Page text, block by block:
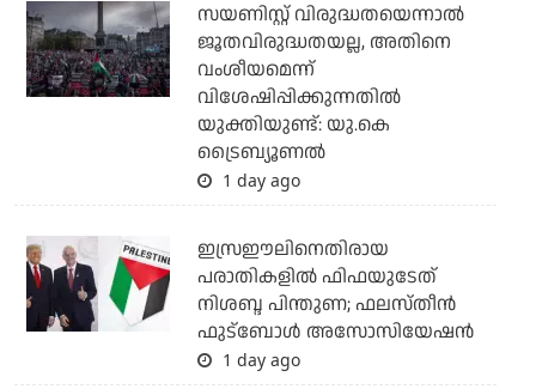
സയണിസ്റ്റ് വിരുദ്ധതയെന്നാല്‍
ജൂതവിരുദ്ധതയല്ല, അതിനെ
വംശീയമെന്ന്
വിശേഷിപ്പിക്കുന്നതില്‍
യുക്തിയുണ്ട്: യു.കെ
ട്രൈബ്യൂണല്‍
1 day ago
ഇസ്രഈലിനെതിരായ
പരാതികളില്‍ ഫിഫയുടേത്
നിശബ്ദ പിന്തുണ; ഫലസ്തീന്‍
ഫുട്‌ബോള്‍ അസോസിയേഷന്‍
1 day ago